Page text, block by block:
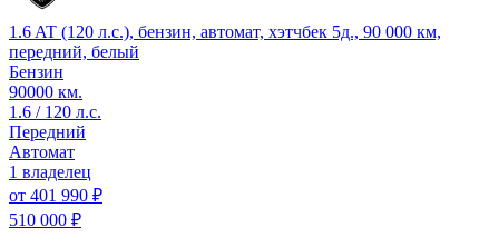
1.6 AT (120 л.с.), бензин, автомат, хэтчбек 5д., 90 000 км,
передний, белый
Бензин
90000 км.
1.6 / 120 л.с.
Передний
Автомат
1 владелец
от 401 990 ₽
510 000 ₽